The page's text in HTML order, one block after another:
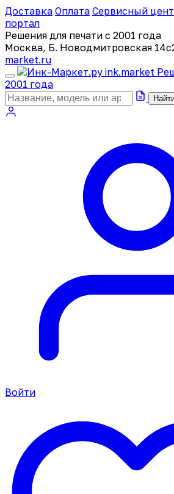
Доставка Оплата Сервисный
портал
Решения для печати с 2001 года
Москва, Б. Новодмитровская
market.ru
ink.market
2001 года
Войти